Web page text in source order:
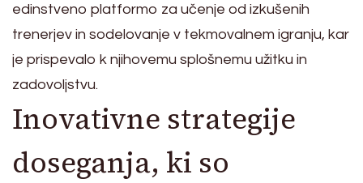
edinstveno platformo za učenje od izkušenih
trenerjev in sodelovanje v tekmovalnem igranju, kar
je prispevalo k njihovemu splošnemu užitku in
zadovoljstvu.
Inovativne strategije
doseganja, ki so